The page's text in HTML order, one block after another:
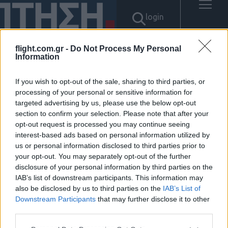
flight.com.gr - Do Not Process My Personal
Information
If you wish to opt-out of the sale, sharing to third parties, or
processing of your personal or sensitive information for
targeted advertising by us, please use the below opt-out
section to confirm your selection. Please note that after your
opt-out request is processed you may continue seeing
interest-based ads based on personal information utilized by
us or personal information disclosed to third parties prior to
your opt-out. You may separately opt-out of the further
disclosure of your personal information by third parties on the
IAB’s list of downstream participants. This information may
also be disclosed by us to third parties on the IAB’s List of
Downstream Participants that may further disclose it to other
login
"tg@bitcoinsyri」⟡이더리움매
입돈세탁해드립니다"
Δεν βρέθηκαν αποτελέσματα.
ΠΟΛΙΤΙΚΗ ΑΠΟΡΡΗΤΟΥ
NAVAL DEFENCE